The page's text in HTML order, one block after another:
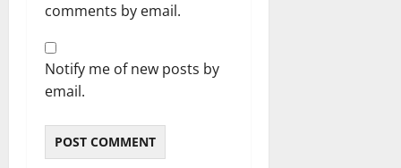
comments by email.
Notify me of new posts by
email.